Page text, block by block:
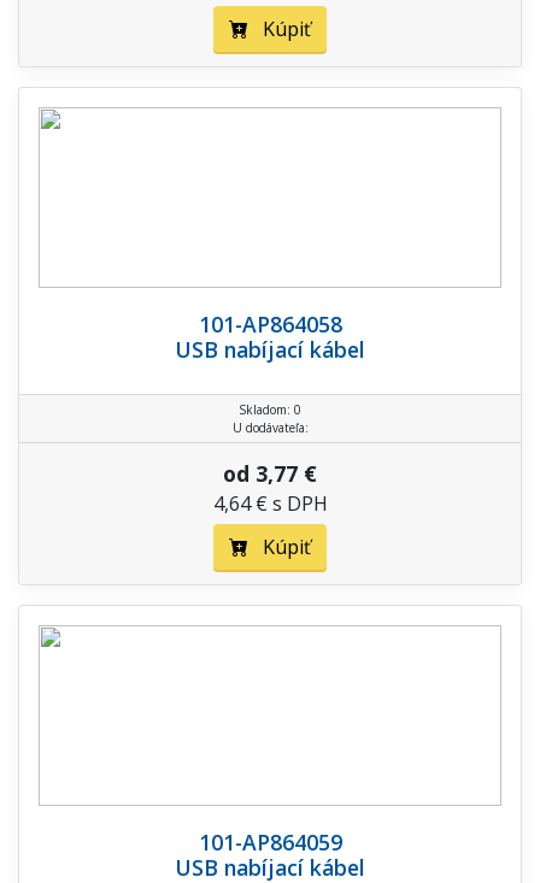
Kúpiť
101-AP864058
USB nabíjací kábel
Skladom: 0
U dodávateľa:
od 3,77 €
4,64 € s DPH
Kúpiť
101-AP864059
USB nabíjací kábel